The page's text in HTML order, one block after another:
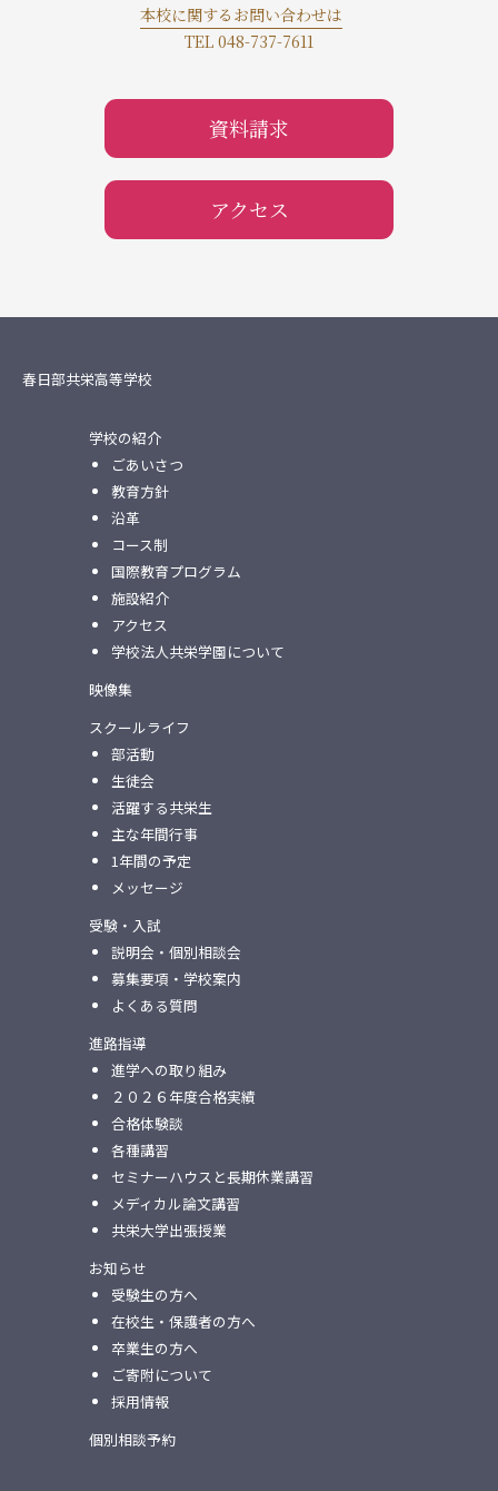
本校に関するお問い合わせは
TEL 048-737-7611
資料請求
アクセス
春日部共栄高等学校
学校の紹介
ごあいさつ
教育方針
沿革
コース制
国際教育プログラム
施設紹介
アクセス
学校法人共栄学園について
映像集
スクールライフ
部活動
生徒会
活躍する共栄生
主な年間行事
1年間の予定
メッセージ
受験・入試
説明会・個別相談会
募集要項・学校案内
よくある質問
進路指導
進学への取り組み
２０２６年度合格実績
合格体験談
各種講習
セミナーハウスと⻑期休業講習
メディカル論⽂講習
共栄⼤学出張授業
お知らせ
受験生の方へ
在校生・保護者の方へ
卒業生の方へ
ご寄附について
採用情報
個別相談予約